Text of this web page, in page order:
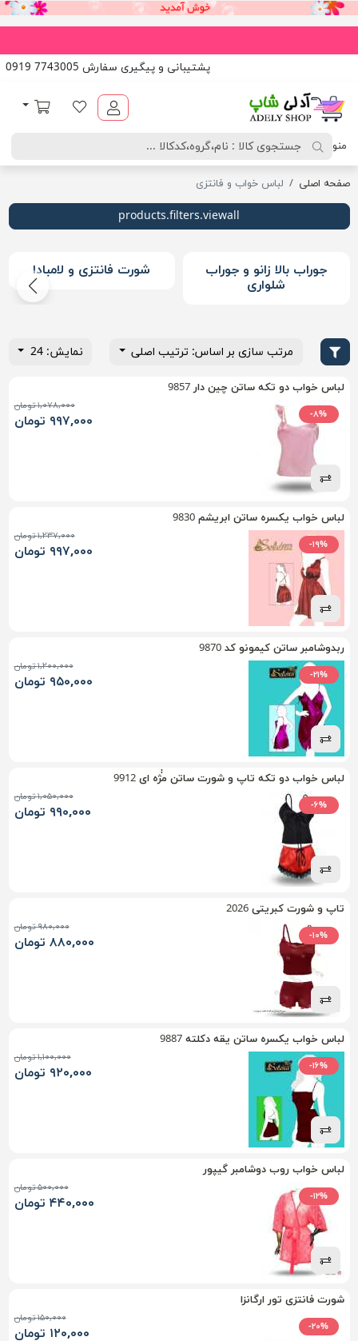
پشتیبانی و پیگیری سفارش 7743005 0919
لیست مورد علاقه
سبد خرید
منو
صفحه اصلی لباس خواب و فانتزی
products.filters.viewall
جوراب بالا زانو و جوراب
شلواری
شورت فانتزی و لامبادا
مرتب سازی بر اساس: ترتیب اصلی نمایش: 24
لباس خواب دو تکه ساتن چین دار 9857
-۸%
۱,۰۷۸,۰۰۰ تومان
۹۹۷,۰۰۰ تومان
لباس خواب یکسره ساتن ابریشم 9830
-۱۹%
۱,۲۳۷,۰۰۰ تومان
۹۹۷,۰۰۰ تومان
ربدوشامبر ساتن کیمونو کد 9870
-۲۱%
۱,۲۰۰,۰۰۰ تومان
۹۵۰,۰۰۰ تومان
لباس خواب دو تکه تاپ و شورت ساتن م‍‍‍‍ٰٰژه ای 9912
-۶%
۱,۰۵۰,۰۰۰ تومان
۹۹۰,۰۰۰ تومان
تاپ و شورت کبریتی 2026
-۱۰%
۹۸۰,۰۰۰ تومان
۸۸۰,۰۰۰ تومان
لباس خواب یکسره ساتن یقه دکلته 9887
-۱۶%
۱,۱۰۰,۰۰۰ تومان
۹۲۰,۰۰۰ تومان
لباس خواب روب دوشامبر گیپور
-۱۲%
۵۰۰,۰۰۰ تومان
۴۴۰,۰۰۰ تومان
شورت فانتزی تور ارگانزا
-۲۰%
۱۵۰,۰۰۰ تومان
۱۲۰,۰۰۰ تومان